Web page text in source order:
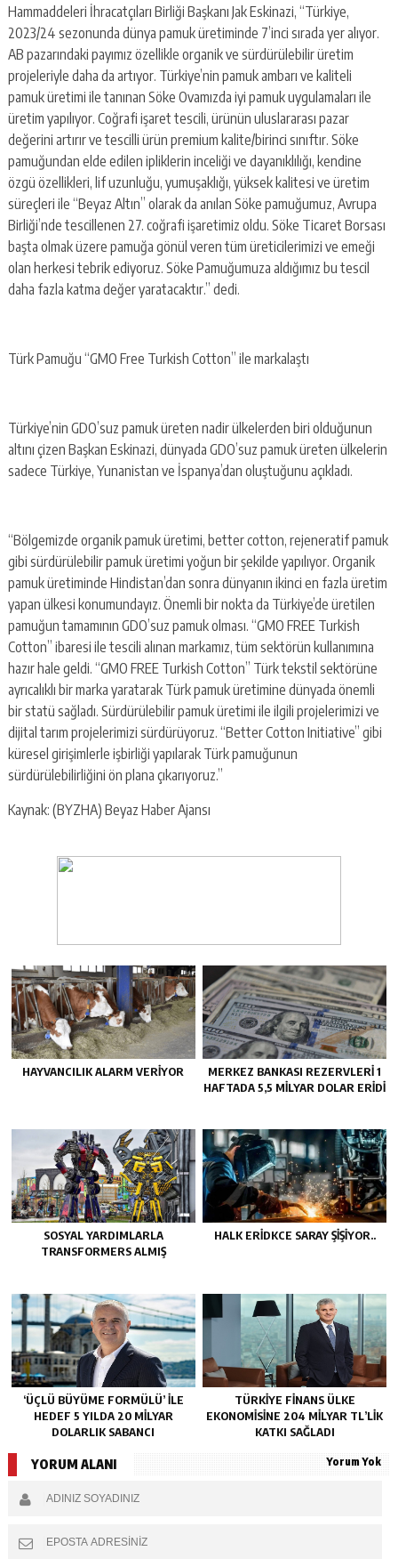
Hammaddeleri İhracatçıları Birliği Başkanı Jak Eskinazi, “Türkiye,
2023/24 sezonunda dünya pamuk üretiminde 7’inci sırada yer alıyor.
AB pazarındaki payımız özellikle organik ve sürdürülebilir üretim
projeleriyle daha da artıyor. Türkiye’nin pamuk ambarı ve kaliteli
pamuk üretimi ile tanınan Söke Ovamızda iyi pamuk uygulamaları ile
üretim yapılıyor. Coğrafi işaret tescili, ürünün uluslararası pazar
değerini artırır ve tescilli ürün premium kalite/birinci sınıftır. Söke
pamuğundan elde edilen ipliklerin inceliği ve dayanıklılığı, kendine
özgü özellikleri, lif uzunluğu, yumuşaklığı, yüksek kalitesi ve üretim
süreçleri ile “Beyaz Altın” olarak da anılan Söke pamuğumuz, Avrupa
Birliği’nde tescillenen 27. coğrafi işaretimiz oldu. Söke Ticaret Borsası
başta olmak üzere pamuğa gönül veren tüm üreticilerimizi ve emeği
olan herkesi tebrik ediyoruz. Söke Pamuğumuza aldığımız bu tescil
daha fazla katma değer yaratacaktır.” dedi.
Türk Pamuğu “GMO Free Turkish Cotton” ile markalaştı
Türkiye’nin GDO’suz pamuk üreten nadir ülkelerden biri olduğunun
altını çizen Başkan Eskinazi, dünyada GDO’suz pamuk üreten ülkelerin
sadece Türkiye, Yunanistan ve İspanya’dan oluştuğunu açıkladı.
“Bölgemizde organik pamuk üretimi, better cotton, rejeneratif pamuk
gibi sürdürülebilir pamuk üretimi yoğun bir şekilde yapılıyor. Organik
pamuk üretiminde Hindistan’dan sonra dünyanın ikinci en fazla üretim
yapan ülkesi konumundayız. Önemli bir nokta da Türkiye’de üretilen
pamuğun tamamının GDO’suz pamuk olması. “GMO FREE Turkish
Cotton” ibaresi ile tescili alınan markamız, tüm sektörün kullanımına
hazır hale geldi. “GMO FREE Turkish Cotton” Türk tekstil sektörüne
ayrıcalıklı bir marka yaratarak Türk pamuk üretimine dünyada önemli
bir statü sağladı. Sürdürülebilir pamuk üretimi ile ilgili projelerimizi ve
dijital tarım projelerimizi sürdürüyoruz. “Better Cotton Initiative” gibi
küresel girişimlerle işbirliği yapılarak Türk pamuğunun
sürdürülebilirliğini ön plana çıkarıyoruz.”
Kaynak: (BYZHA) Beyaz Haber Ajansı
HAYVANCILIK ALARM VERIYOR
MERKEZ BANKASI REZERVLERI 1
HAFTADA 5,5 MILYAR DOLAR ERIDI
SOSYAL YARDIMLARLA
TRANSFORMERS ALMIŞ
HALK ERIDKCE SARAY ŞIŞIYOR..
‘ÜÇLÜ BÜYÜME FORMÜLÜ’ ILE
HEDEF 5 YILDA 20 MILYAR
DOLARLIK SABANCI
TÜRKIYE FINANS ÜLKE
EKONOMISINE 204 MILYAR TL’LIK
KATKI SAĞLADI
YORUM ALANI Yorum Yok